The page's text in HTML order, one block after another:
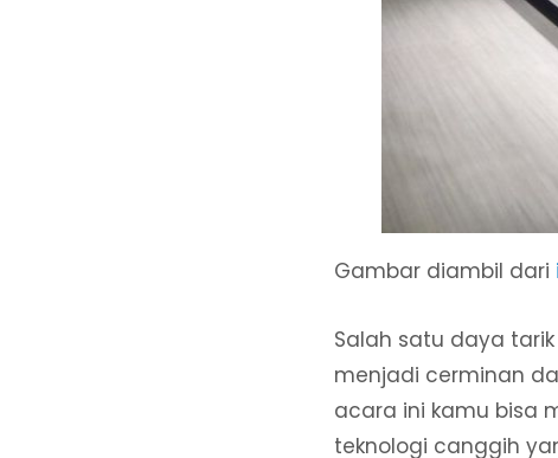
Gambar diambil dari
Salah satu daya
menjadi cerminan
acara ini kamu bisa
teknologi canggih